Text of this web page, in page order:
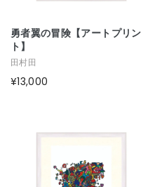
勇者翼の冒険【アートプリン
ト】
田村田
¥13,000